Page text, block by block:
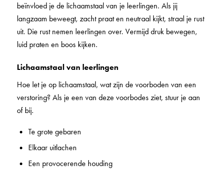
beïnvloed je de lichaamstaal van je leerlingen. Als jij
langzaam beweegt, zacht praat en neutraal kijkt, straal je rust
uit. Die rust nemen leerlingen over. Vermijd druk bewegen,
luid praten en boos kijken.
Lichaamstaal van leerlingen
Hoe let je op lichaamstaal, wat zijn de voorboden van een
verstoring? Als je een van deze voorbodes ziet, stuur je aan
of bij.
Te grote gebaren
Elkaar uitlachen
Een provocerende houding